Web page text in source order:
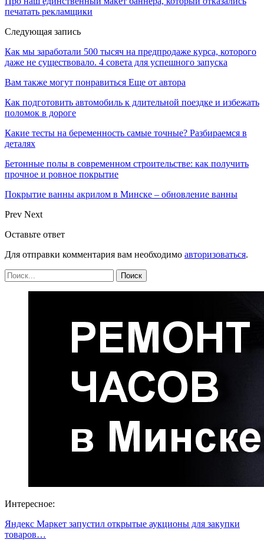
печатать рекламщики
Следующая запись
Как мы заработали 500 тысяч на предпродаже курса, которого
даже не существовало. 4 совета для успешного запуска
Вам также могут понравиться Еще от автора
Как подготовить автомобиль к длительной поездке и избежать
поломок в дороге
Какие тесты на беременность самые точные? Разбираемся в
деталях
Бетонные полы в современном строительстве: как получить
прочное и ровное покрытие
Покрытие ванны акрилом в Минске – обновление ванны
Prev Next
Оставьте ответ
Для отправки комментария вам необходимо авторизоваться.
Интересное:
Яндекс Маркет запустил открытые аукционы для закупки
товаров…